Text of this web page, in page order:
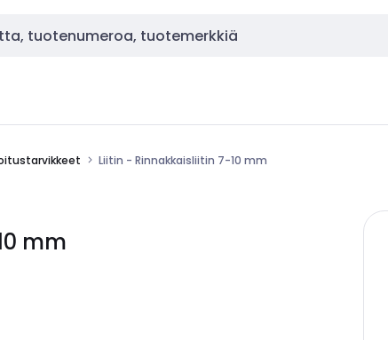
Liitin - Rinnakkaisliitin 7-10 mm
mm